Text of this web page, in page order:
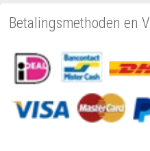
Betalingsmethoden en